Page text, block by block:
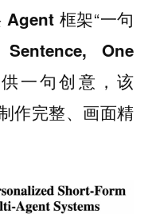
Agent 框架“一句
Sentence, One
一句创意，该
作完整、画面精